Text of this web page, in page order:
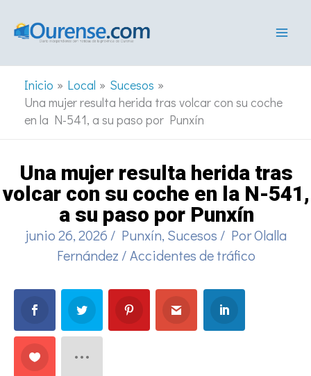
Inicio Local
Sucesos
Una mujer resulta herida tras volcar con su coche
en la N-541, a su paso por Punxín
Una mujer resulta herida tras
volcar con su coche en la N-541,
a su paso por Punxín
junio 26, 2026 / Punxín, Sucesos / PorOlalla
Fernández /Accidentes de tráfico